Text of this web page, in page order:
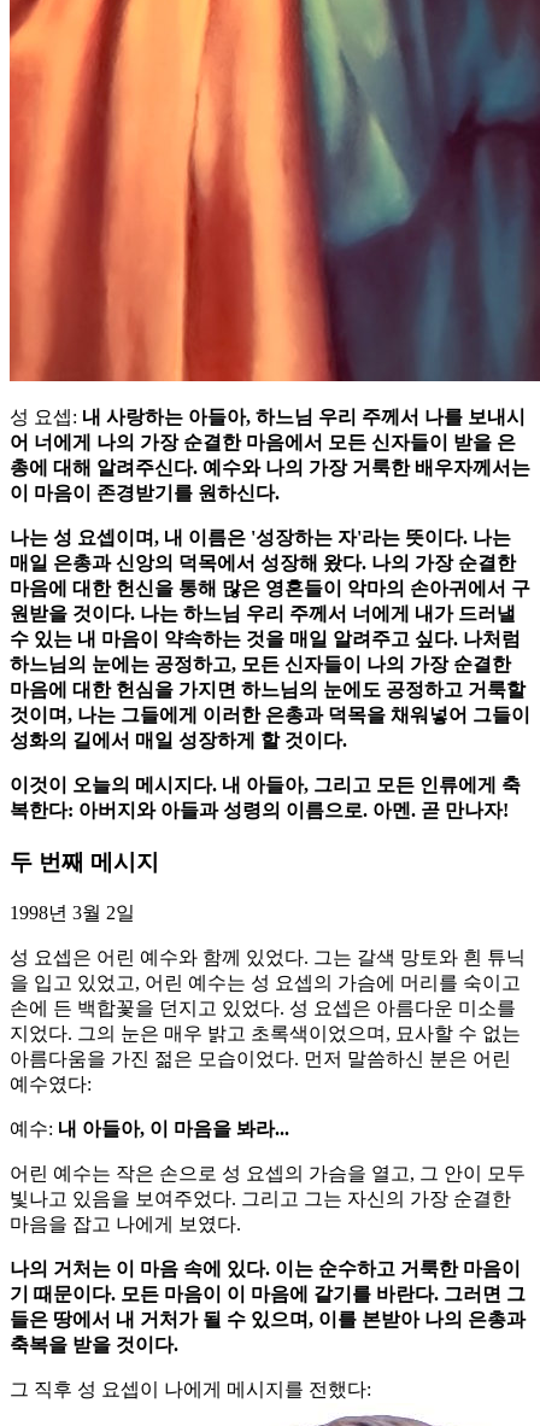
성 요셉: 내 사랑하는 아들아, 하느님 우리 주께서 나를 보내시
어 너에게 나의 가장 순결한 마음에서 모든 신자들이 받을 은
총에 대해 알려주신다. 예수와 나의 가장 거룩한 배우자께서는
이 마음이 존경받기를 원하신다.
나는 성 요셉이며, 내 이름은 '성장하는 자'라는 뜻이다. 나는
매일 은총과 신앙의 덕목에서 성장해 왔다. 나의 가장 순결한
마음에 대한 헌신을 통해 많은 영혼들이 악마의 손아귀에서 구
원받을 것이다. 나는 하느님 우리 주께서 너에게 내가 드러낼
수 있는 내 마음이 약속하는 것을 매일 알려주고 싶다. 나처럼
하느님의 눈에는 공정하고, 모든 신자들이 나의 가장 순결한
마음에 대한 헌심을 가지면 하느님의 눈에도 공정하고 거룩할
것이며, 나는 그들에게 이러한 은총과 덕목을 채워넣어 그들이
성화의 길에서 매일 성장하게 할 것이다.
이것이 오늘의 메시지다. 내 아들아, 그리고 모든 인류에게 축
복한다: 아버지와 아들과 성령의 이름으로. 아멘. 곧 만나자!
두 번째 메시지
1998년 3월 2일
성 요셉은 어린 예수와 함께 있었다. 그는 갈색 망토와 흰 튜닉
을 입고 있었고, 어린 예수는 성 요셉의 가슴에 머리를 숙이고
손에 든 백합꽃을 던지고 있었다. 성 요셉은 아름다운 미소를
지었다. 그의 눈은 매우 밝고 초록색이었으며, 묘사할 수 없는
아름다움을 가진 젊은 모습이었다. 먼저 말씀하신 분은 어린
예수였다:
예수: 내 아들아, 이 마음을 봐라...
어린 예수는 작은 손으로 성 요셉의 가슴을 열고, 그 안이 모두
빛나고 있음을 보여주었다. 그리고 그는 자신의 가장 순결한
마음을 잡고 나에게 보였다.
나의 거처는 이 마음 속에 있다. 이는 순수하고 거룩한 마음이
기 때문이다. 모든 마음이 이 마음에 같기를 바란다. 그러면 그
들은 땅에서 내 거처가 될 수 있으며, 이를 본받아 나의 은총과
축복을 받을 것이다.
그 직후 성 요셉이 나에게 메시지를 전했다: